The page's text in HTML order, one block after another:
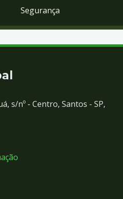
Segurança
s/nº - Centro, Santos - SP,